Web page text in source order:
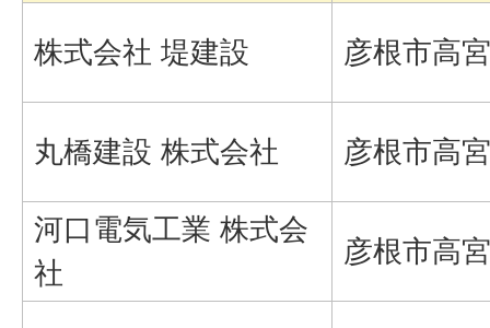
株式会社 堤建設 彦根市高
丸橋建設 株式会社 彦根市高
河口電気工業 株式会
社
彦根市高